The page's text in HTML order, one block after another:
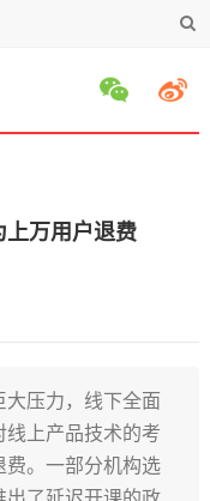
上万用户退费
大压力，线下全面
上产品技术的考
费。一部分机构选